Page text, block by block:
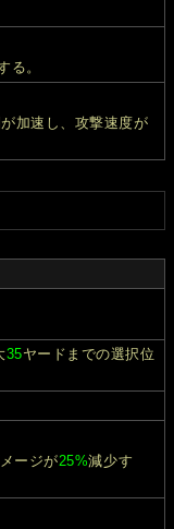
る。
加速し、攻撃速度が
35ヤードまでの選択位
ージが25%減少す